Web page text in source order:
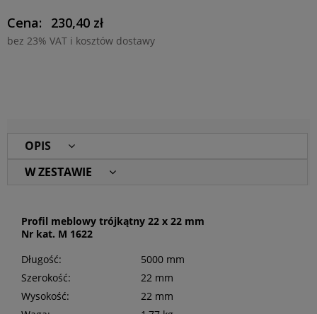
Cena: 230,40 zł
bez 23% VAT i kosztów dostawy
OPIS
W ZESTAWIE
Profil meblowy trójkątny 22 x 22 mm
Nr kat. M 1622
Długość:
5000 mm
Szerokość:
22 mm
Wysokość:
22 mm